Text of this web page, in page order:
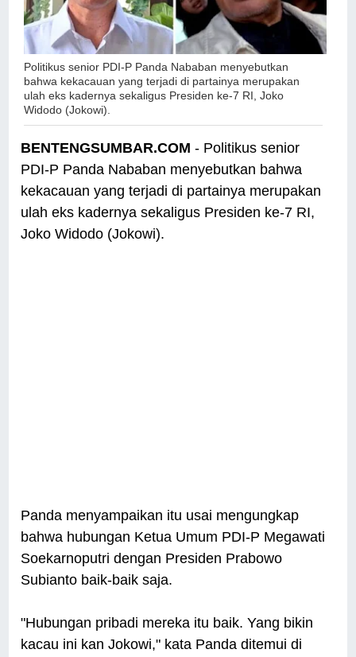
Politikus senior PDI-P Panda Nababan menyebutkan
bahwa kekacauan yang terjadi di partainya merupakan
ulah eks kadernya sekaligus Presiden ke-7 RI, Joko
Widodo (Jokowi).
BENTENGSUMBAR.COM - Politikus senior
PDI-P Panda Nababan menyebutkan bahwa
kekacauan yang terjadi di partainya merupakan
ulah eks kadernya sekaligus Presiden ke-7 RI,
Joko Widodo (Jokowi).
Panda menyampaikan itu usai mengungkap
bahwa hubungan Ketua Umum PDI-P Megawati
Soekarnoputri dengan Presiden Prabowo
Subianto baik-baik saja.
"Hubungan pribadi mereka itu baik. Yang bikin
kacau ini kan Jokowi," kata Panda ditemui di